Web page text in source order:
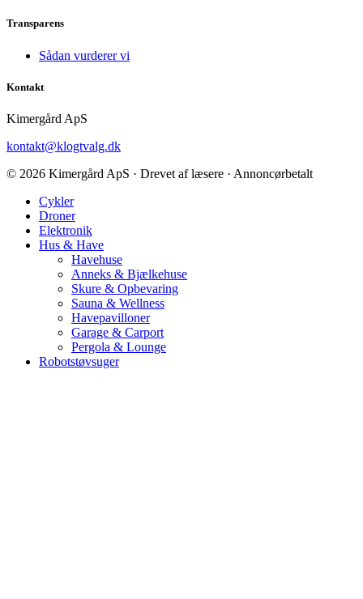
Transparens
Sådan vurderer vi
Kontakt
Kimergård ApS
kontakt@klogtvalg.dk
© 2026 Kimergård ApS · Drevet af læsere · Annoncørbetalt
Cykler
Droner
Elektronik
Hus & Have
Havehuse
Anneks & Bjælkehuse
Skure & Opbevaring
Sauna & Wellness
Havepavilloner
Garage & Carport
Pergola & Lounge
Robotstøvsuger